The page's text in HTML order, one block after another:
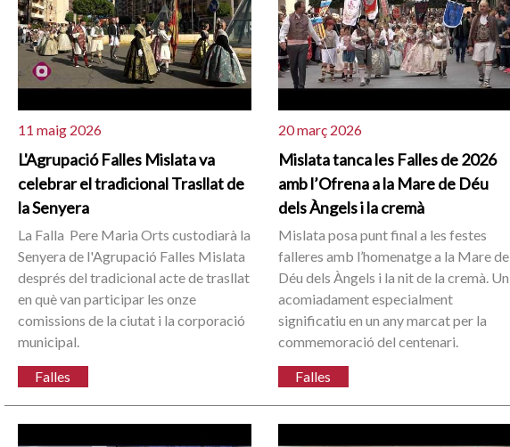
11 maig 2026
L'Agrupació Falles Mislata va
celebrar el tradicional Trasllat de
la Senyera
La Falla Pere Maria Orts custodiarà la
Senyera de l'Agrupació Falles Mislata
després del tradicional acte de trasllat
en què van participar les onze
comissions de la ciutat i la corporació
municipal.
Falles
20 març 2026
Mislata tanca les Falles de 2026
amb l’Ofrena a la Mare de Déu
dels Àngels i la cremà
Mislata posa punt final a les festes
falleres amb l’homenatge a la Mare de
Déu dels Àngels i la nit de la cremà. Un
acomiadament especialment
significatiu en un any marcat per la
commemoració del centenari.
Falles